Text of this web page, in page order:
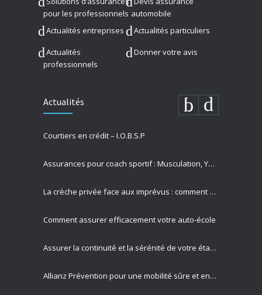
pour les professionnels automobile
Actualités entreprises
Actualités particuliers
Actualités
professionnels
Donner votre avis
Actualités
Courtiers en crédit – I.O.B.S.P
Assurances pour coach sportif : Musculation, Yoga et Équitation
La crèche privée face aux imprévus : comment Allianz protège vos missions les plus précieuses
Comment assurer efficacement votre auto-école
Assurer la continuité et la sérénité de votre établissement privé
Allianz Prévention pour une mobilité sûre et engagement sociétal